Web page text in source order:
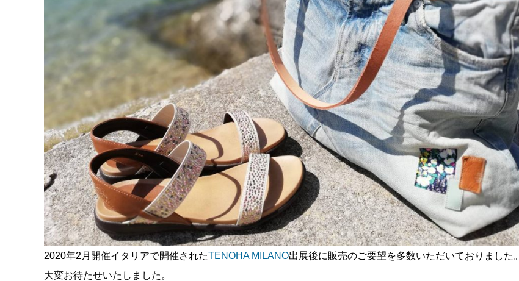
2020年2月開催イタリアで開催されたTENOHA MILANO出展後に販売のご要望を多数いただいておりました。
大変お待たせいたしました。